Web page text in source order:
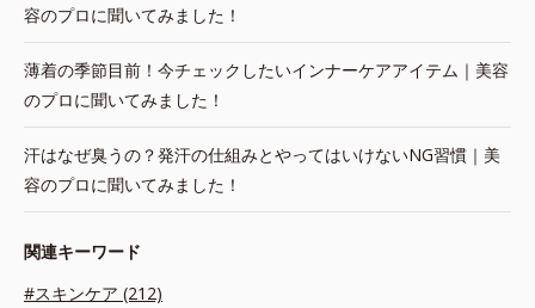
容のプロに聞いてみました！
薄着の季節目前！今チェックしたいインナーケアアイテム｜美容
のプロに聞いてみました！
汗はなぜ臭うの？発汗の仕組みとやってはいけないNG習慣｜美
容のプロに聞いてみました！
関連キーワード
#スキンケア (212)